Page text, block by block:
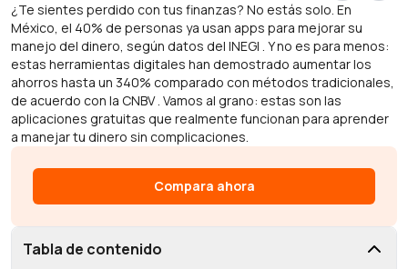
¿Te sientes perdido con tus finanzas? No estás solo. En
México, el 40% de personas ya usan apps para mejorar su
manejo del dinero, según datos del INEGI . Y no es para menos:
estas herramientas digitales han demostrado aumentar los
ahorros hasta un 340% comparado con métodos tradicionales,
de acuerdo con la CNBV . Vamos al grano: estas son las
aplicaciones gratuitas que realmente funcionan para aprender
a manejar tu dinero sin complicaciones.
Compara ahora
Tabla de contenido